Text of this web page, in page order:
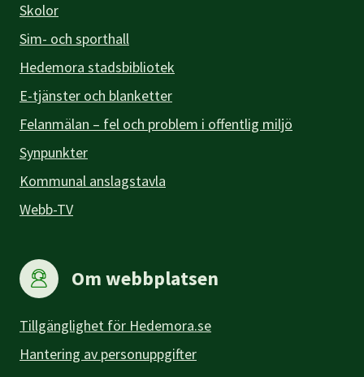
Skolor
Sim- och sporthall
Hedemora stadsbibliotek
E-tjänster och blanketter
Felanmälan – fel och problem i offentlig miljö
Synpunkter
Kommunal anslagstavla
Webb-TV
Om webbplatsen
Tillgänglighet för Hedemora.se
Hantering av personuppgifter